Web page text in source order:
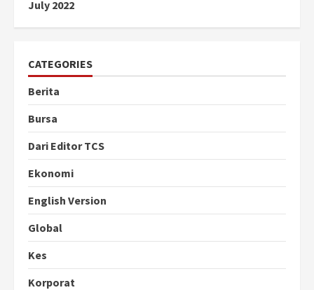
July 2022
CATEGORIES
Berita
Bursa
Dari Editor TCS
Ekonomi
English Version
Global
Kes
Korporat